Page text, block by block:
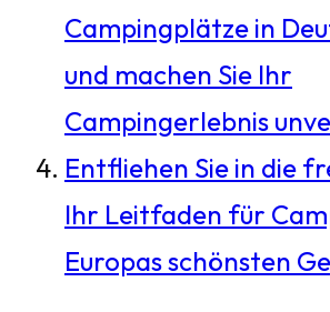
Campingplätze in
und machen Sie Ihr
Campingerlebnis
Entfliehen Sie in die
Ihr Leitfaden für
Europas schönsten